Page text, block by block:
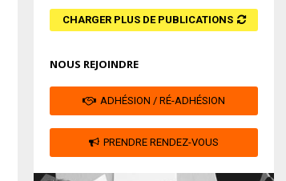
CHARGER PLUS DE PUBLICATIONS
NOUS REJOINDRE
ADHÉSION / RÉ-ADHÉSION
PRENDRE RENDEZ-VOUS